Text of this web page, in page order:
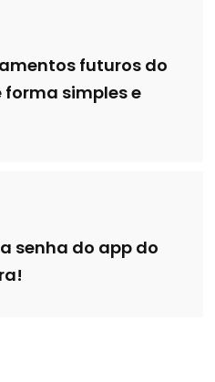
futuros do
forma simples e
senha do app do